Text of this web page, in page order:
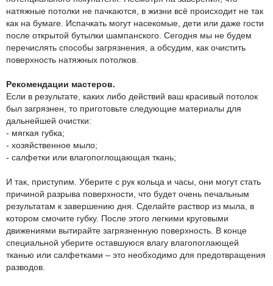
натяжные потолки не пачкаются, в жизни всё происходит не так
как на бумаге. Испачкать могут насекомые, дети или даже гости
после открытой бутылки шампанского. Сегодня мы не будем
перечислять способы загрязнения, а обсудим, как очистить
поверхность натяжных потолков.
Рекомендации мастеров.
Если в результате, каких либо действий ваш красивый потолок
был загрязнен, то приготовьте следующие материалы для
дальнейшей очистки:
- мягкая губка;
- хозяйственное мыло;
- салфетки или влагопоглощающая ткань;
И так, приступим. Уберите с рук кольца и часы, они могут стать
причиной разрыва поверхности, что будет очень печальным
результатам к завершению дня. Сделайте раствор из мыла, в
котором смочите губку. После этого легкими круговыми
движениями вытирайте загрязненную поверхность. В конце
специальной уберите оставшуюся влагу влагопоглающей
тканью или салфетками – это необходимо для предотвращения
разводов.